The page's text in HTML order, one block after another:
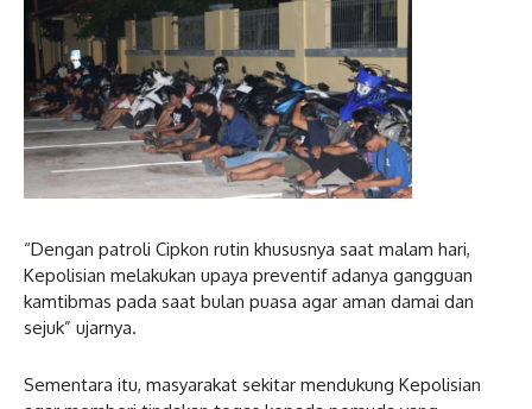
“Dengan patroli Cipkon rutin khususnya saat malam hari,
Kepolisian melakukan upaya preventif adanya gangguan
kamtibmas pada saat bulan puasa agar aman damai dan
sejuk” ujarnya.
Sementara itu, masyarakat sekitar mendukung Kepolisian